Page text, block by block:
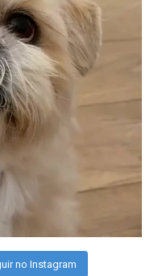
no Instagram